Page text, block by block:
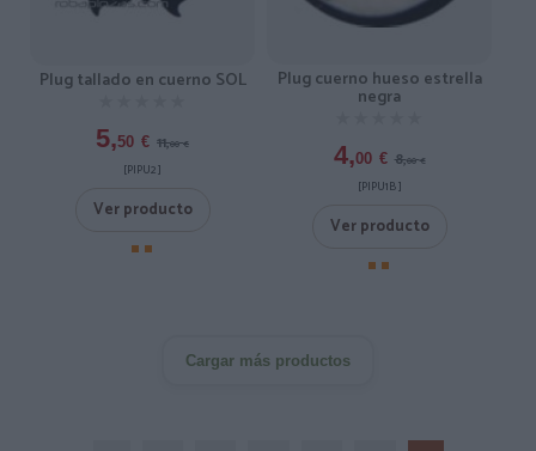
Plug tallado en cuerno SOL
5,50 € 11,00 €
[PIPU2 ]
Ver producto
Plug cuerno hueso estrella
negra
4,00 € 8,00 €
[PIPU1B ]
Ver producto
Cargar más productos